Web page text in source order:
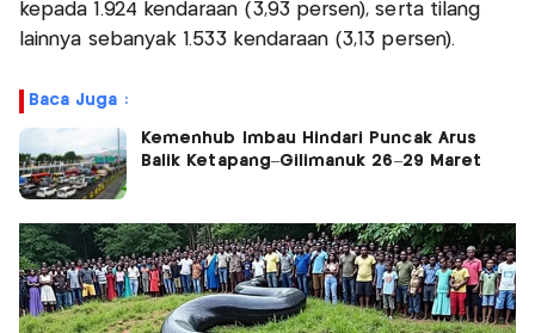
kepada 1.924 kendaraan (3,93 persen), serta tilang
lainnya sebanyak 1.533 kendaraan (3,13 persen).
Baca Juga :
Kemenhub Imbau Hindari Puncak Arus
Balik Ketapang–Gilimanuk 26–29 Maret